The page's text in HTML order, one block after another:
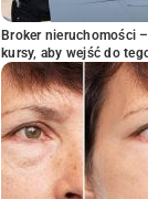
Broker nieruchomości
kursy, aby wejść do